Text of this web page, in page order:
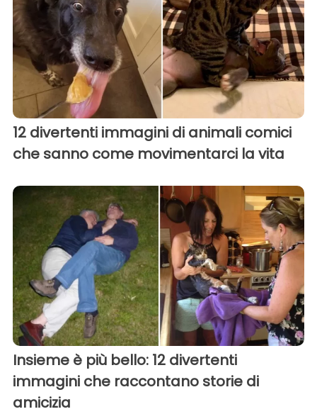
12 divertenti immagini di animali comici
che sanno come movimentarci la vita
Insieme è più bello: 12 divertenti
immagini che raccontano storie di
amicizia